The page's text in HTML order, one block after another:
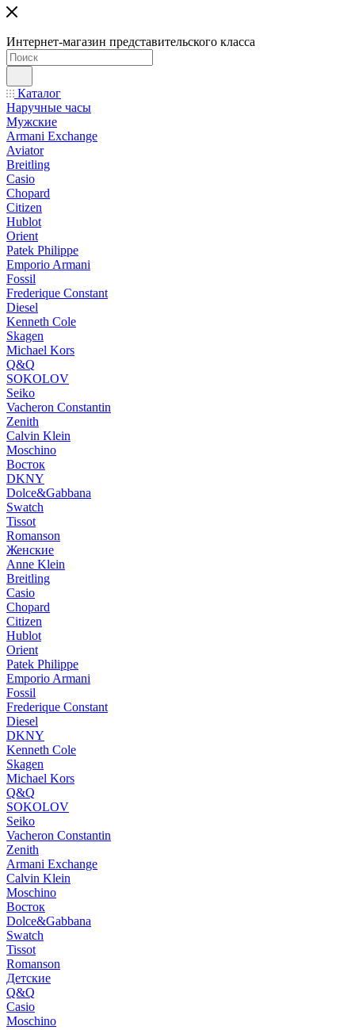
Интернет-магазин представительского класса
Каталог
Наручные часы
Мужские
Armani Exchange
Aviator
Breitling
Casio
Chopard
Citizen
Hublot
Orient
Patek Philippe
Emporio Armani
Fossil
Frederique Constant
Diesel
Kenneth Cole
Skagen
Michael Kors
Q&Q
SOKOLOV
Seiko
Vacheron Constantin
Zenith
Calvin Klein
Moschino
Восток
DKNY
Dolce&Gabbana
Swatch
Tissot
Romanson
Женские
Anne Klein
Breitling
Casio
Chopard
Citizen
Hublot
Orient
Patek Philippe
Emporio Armani
Fossil
Frederique Constant
Diesel
DKNY
Kenneth Cole
Skagen
Michael Kors
Q&Q
SOKOLOV
Seiko
Vacheron Constantin
Zenith
Armani Exchange
Calvin Klein
Moschino
Восток
Dolce&Gabbana
Swatch
Tissot
Romanson
Детские
Q&Q
Casio
Moschino